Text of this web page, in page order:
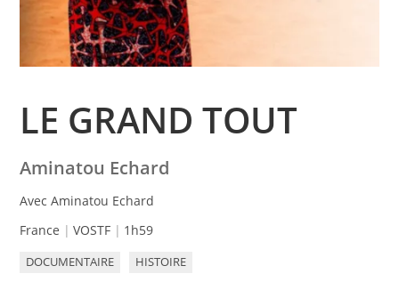
LE GRAND TOUT
Aminatou Echard
Avec Aminatou Echard
France
VOSTF 1h59
DOCUMENTAIRE HISTOIRE